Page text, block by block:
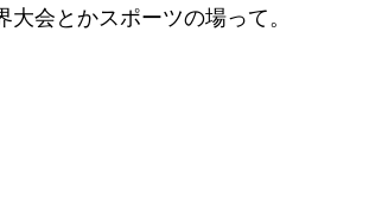
会とかスポーツの場って。